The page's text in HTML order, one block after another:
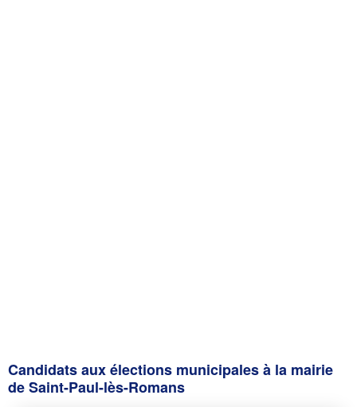
Candidats aux élections municipales à la mairie
de Saint-Paul-lès-Romans